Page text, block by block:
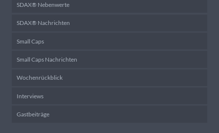
SDAX® Nebenwerte
SDAX® Nachrichten
Small Caps
Small Caps Nachrichten
Wochenrückblick
Interviews
Gastbeiträge